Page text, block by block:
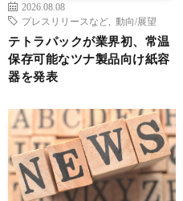
2026.08.08
プレスリリースなど
動向/展望
テトラパックが業界初、常温
保存可能なツナ製品向け紙容
器を発表